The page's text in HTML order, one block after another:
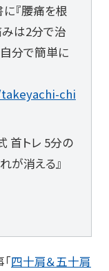
『腰痛を根
みは2分で治
自分で簡単に
chi
首トレ 5分の
が消える』
四十肩＆五十肩